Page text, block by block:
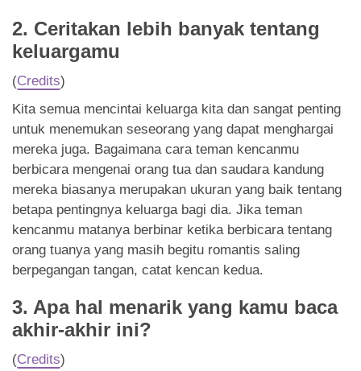
2. Ceritakan lebih banyak tentang
keluargamu
(Credits)
Kita semua mencintai keluarga kita dan sangat penting
untuk menemukan seseorang yang dapat menghargai
mereka juga. Bagaimana cara teman kencanmu
berbicara mengenai orang tua dan saudara kandung
mereka biasanya merupakan ukuran yang baik tentang
betapa pentingnya keluarga bagi dia. Jika teman
kencanmu matanya berbinar ketika berbicara tentang
orang tuanya yang masih begitu romantis saling
berpegangan tangan, catat kencan kedua.
3. Apa hal menarik yang kamu baca
akhir-akhir ini?
(Credits)